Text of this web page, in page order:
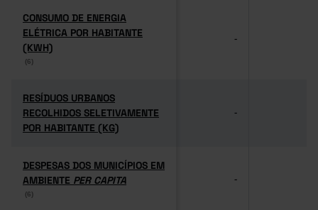
CONSUMO DE ENERGIA
ELÉTRICA POR HABITANTE
(KWH)
(6)
CONSUMO DE ENERGIA
ELÉTRICA POR HABITANTE
(KWH)
(6)
-
RESÍDUOS URBANOS
RECOLHIDOS SELETIVAMENTE
POR HABITANTE (KG)
RESÍDUOS URBANOS
RECOLHIDOS SELETIVAMENTE
POR HABITANTE (KG)
-
DESPESAS DOS MUNICÍPIOS EM
AMBIENTE PER CAPITA
(6)
DESPESAS DOS MUNICÍPIOS EM
AMBIENTE PER CAPITA
(6)
-